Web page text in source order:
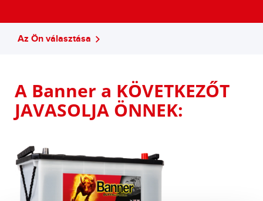
Az Ön választása
A Banner a KÖVETKEZŐT
JAVASOLJA ÖNNEK: